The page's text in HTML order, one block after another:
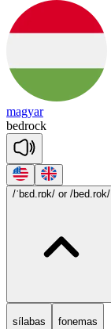
magyar
bedrock
/ˈbɛd.rɒk/ or /bed.rok/
sílabas fonemas